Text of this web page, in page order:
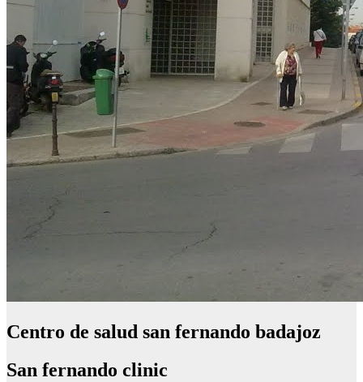
Centro de salud san fernando badajoz
San fernando clinic